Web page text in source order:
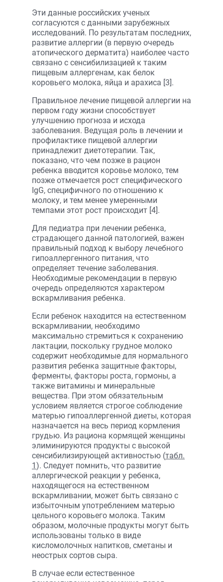
Эти данные российских ученых
согласуются с данными зарубежных
исследований. По результатам последних,
развитие аллергии (в первую очередь
атопического дерматита) наиболее часто
связано с сенсибилизацией к таким
пищевым аллергенам, как белок
коровьего молока, яйца и арахиса [3].
Правильное лечение пищевой аллергии на
первом году жизни способствует
улучшению прогноза и исхода
заболевания. Ведущая роль в лечении и
профилактике пищевой аллергии
принадлежит диетотерапии. Так,
показано, что чем позже в рацион
ребенка вводится коровье молоко, тем
позже отмечается рост специфического
IgG, специфичного по отношению к
молоку, и тем менее умеренными
темпами этот рост происходит [4].
Для педиатра при лечении ребенка,
страдающего данной патологией, важен
правильный подход к выбору лечебного
гипоаллергенного питания, что
определяет течение заболевания.
Необходимые рекомендации в первую
очередь определяются характером
вскармливания ребенка.
Если ребенок находится на естественном
вскармливании, необходимо
максимально стремиться к сохранению
лактации, поскольку грудное молоко
содержит необходимые для нормального
развития ребенка защитные факторы,
ферменты, факторы роста, гормоны, а
также витамины и минеральные
вещества. При этом обязательным
условием является строгое соблюдение
матерью гипоаллергенной диеты, которая
назначается на весь период кормления
грудью. Из рациона кормящей женщины
элиминируются продукты с высокой
сенсибилизирующей активностью (табл.
1). Следует помнить, что развитие
аллергической реакции у ребенка,
находящегося на естественном
вскармливании, может быть связано с
избыточным употреблением матерью
цельного коровьего молока. Таким
образом, молочные продукты могут быть
использованы только в виде
кисломолочных напитков, сметаны и
неострых сортов сыра.
В случае если естественное